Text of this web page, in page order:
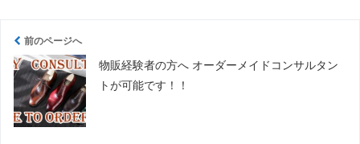
前のページへ
物販経験者の方へ オーダーメイドコンサルタン
トが可能です！！